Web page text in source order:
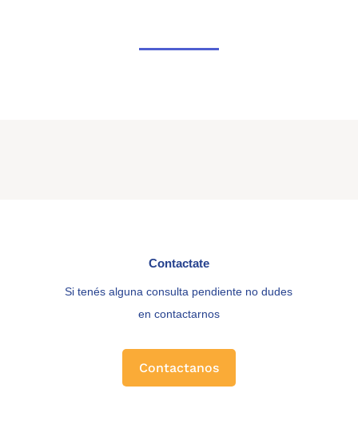
Contactate
Si tenés alguna consulta pendiente no dudes
en contactarnos
Contactanos